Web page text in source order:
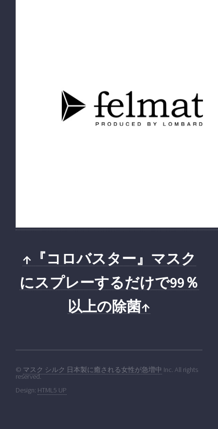
↑『コロバスター』マスク
にスプレーするだけで99％
以上の除菌↑
© マスク シルク 日本製に癒される女性が急増中 Inc. All rights
reserved.
Design: HTML5 UP